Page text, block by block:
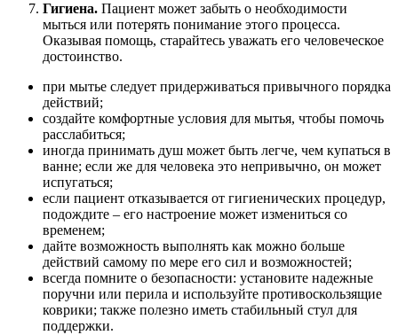
Гигиена. Пациент может забыть о необходимости
мыться или потерять понимание этого процесса.
Оказывая помощь, старайтесь уважать его человеческое
достоинство.
при мытье следует придерживаться привычного порядка
действий;
создайте комфортные условия для мытья, чтобы помочь
расслабиться;
иногда принимать душ может быть легче, чем купаться в
ванне; если же для человека это непривычно, он может
испугаться;
если пациент отказывается от гигиенических процедур,
подождите – его настроение может измениться со
временем;
дайте возможность выполнять как можно больше
действий самому по мере его сил и возможностей;
всегда помните о безопасности: установите надежные
поручни или перила и используйте противоскользящие
коврики; также полезно иметь стабильный стул для
поддержки.